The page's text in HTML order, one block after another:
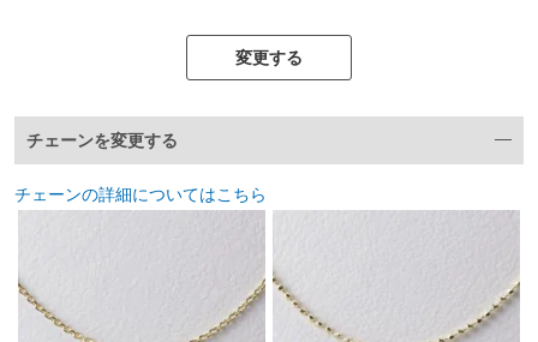
変更する
チェーンを変更する
チェーンの詳細についてはこちら